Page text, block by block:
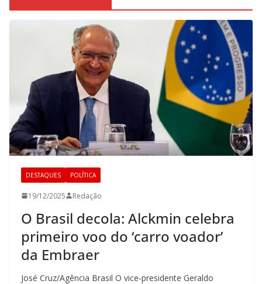
DESTAQUES POLÍTICA
19/12/2025 Redação
O Brasil decola: Alckmin celebra
primeiro voo do ‘carro voador’
da Embraer
José Cruz/Agência Brasil O vice-presidente Geraldo